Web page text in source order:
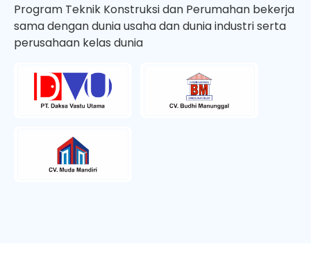
Program Teknik Konstruksi dan Perumahan bekerja
sama dengan dunia usaha dan dunia industri serta
perusahaan kelas dunia